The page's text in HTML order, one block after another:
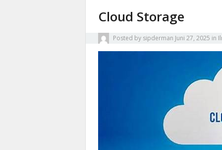
Cloud Storage
Posted by sipderman Juni 27, 2025 in